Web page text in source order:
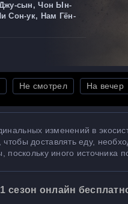
сын, Чон Ын-
Сон-ук, Нам Гён-
Не смотрел На вечер
изменений в
доставлять еду,
иного источника
онлайн